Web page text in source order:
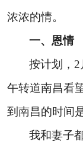
浓浓的情。
一、恩情
按计划， 2
午转道南昌看
到南昌的时间
我和妻子